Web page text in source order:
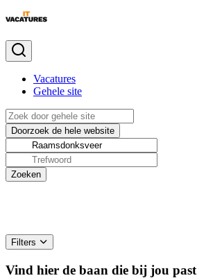
Vacatures
Gehele site
Filters
Vind hier de baan die bij jou past